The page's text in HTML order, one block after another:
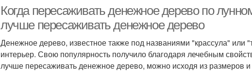
Когда пересаживать денежное дерево по
лучше пересаживать денежное дерево
Денежное дерево, известное также под названиями "крассула" или
интерьер. Свою популярность получило благодаря лечебным
лучше пересаживать денежное дерево, можно исходя из размеров